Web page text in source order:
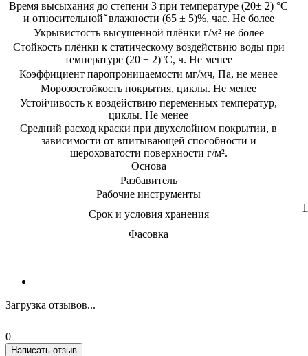
Время высыхания до степени 3 при температуре (20± 2) °C
и относительной ̆ влажности (65 ± 5)%, час. Не более
Укрывистость высушенной плёнки г/м² не более
Стойкость плёнки к статическому воздействию воды при
температуре (20 ± 2)°C, ч. Не менее
Коэффициент паропроницаемости мг/мч, Па, не менее
Морозостойкость покрытия, циклы. Не менее
Устойчивость к воздействию переменных температур,
циклы. Не менее
Средний расход краски при двухслойном покрытии, в
зависимости от впитывающей способности и
шероховатости поверхности г/м².
Основа
Разбавитель
Рабочие инструменты
Срок и условия хранения
Фасовка
Загрузка отзывов...
0
Написать отзыв